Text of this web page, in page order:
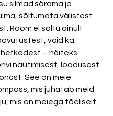
silmad särama ja
sõltumata välistest
Rõõm ei sõltu ainult
vaid ka
– näiteks
nautimisest, loodusest
See on meie
mis juhatab meid
mis on meiega tõeliselt